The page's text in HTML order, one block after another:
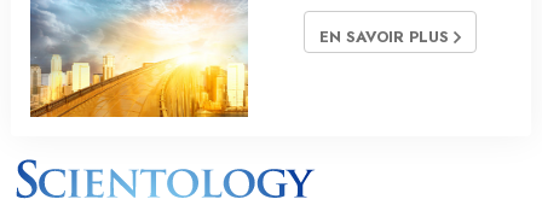
EN SAVOIR PLUS